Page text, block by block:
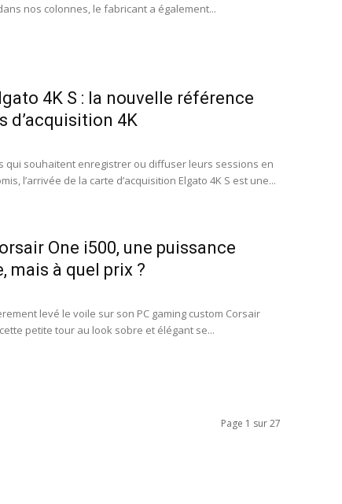
nos colonnes, le fabricant a également...
4K S : la nouvelle référence
d’acquisition 4K
qui souhaitent enregistrer ou diffuser leurs sessions en
l’arrivée de la carte d’acquisition Elgato 4K S est une...
One i500, une puissance
mais à quel prix ?
levé le voile sur son PC gaming custom Corsair
petite tour au look sobre et élégant se...
Page 1 sur 27